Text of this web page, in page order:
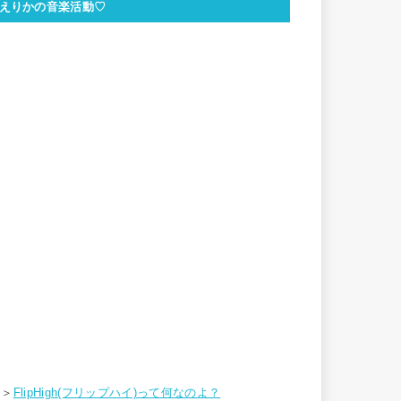
りかの音楽活動♡
FlipHigh(フリップハイ)って何なのよ？